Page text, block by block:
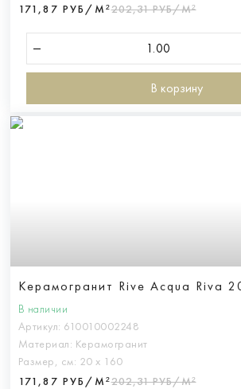
171,87 РУБ/М²202,31 РУБ/М²
В корзину
Керамогранит Rive Acqua
В наличии
Артикул: 610010002248
Материал: Керамогранит
Размер, см: 20 х 160
171,87 РУБ/М²202,31 РУБ/М²